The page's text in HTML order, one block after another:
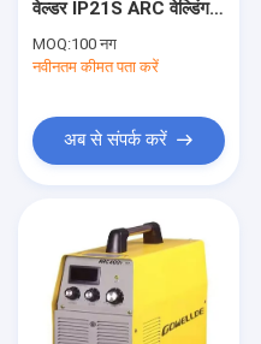
वेल्डर IP21S ARC वेल्डिंग
MOQ:100 नग
नवीनतम कीमत पता करें
अब से संपर्क करें